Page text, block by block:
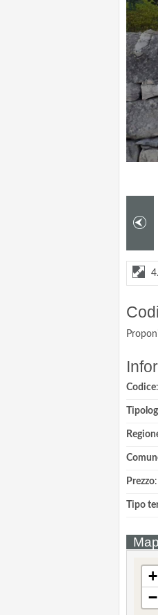
Codice
Prezzo
Tipo
+
−